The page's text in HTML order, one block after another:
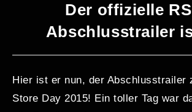
Der offizielle
Abschlusstrailer
Hier ist er nun, der Abschlusstrailer
Store Day 2015! Ein toller Tag war